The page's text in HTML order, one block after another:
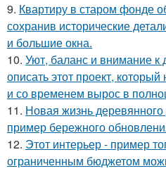
9. Квартиру в старом фонде
сохранив исторические
и большие окна.
10. Уют, баланс и внимание к
описать этот проект,
и со временем вырос в
11. Новая жизнь
пример бережного
12. Этот интерьер - пример
ограниченным бюджетом